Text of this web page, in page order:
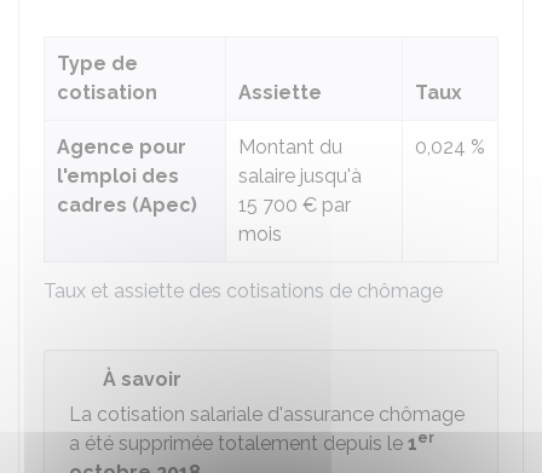
Taux et assiette des cotisations de chômage
Type de
cotisation
Assiette Taux
Agence pour
l'emploi des
cadres (Apec)
Montant du
salaire jusqu'à
15 700 € par
mois
0,024 %
À savoir
La cotisation salariale d'assurance chômage
a été supprimée totalement depuis le 1er